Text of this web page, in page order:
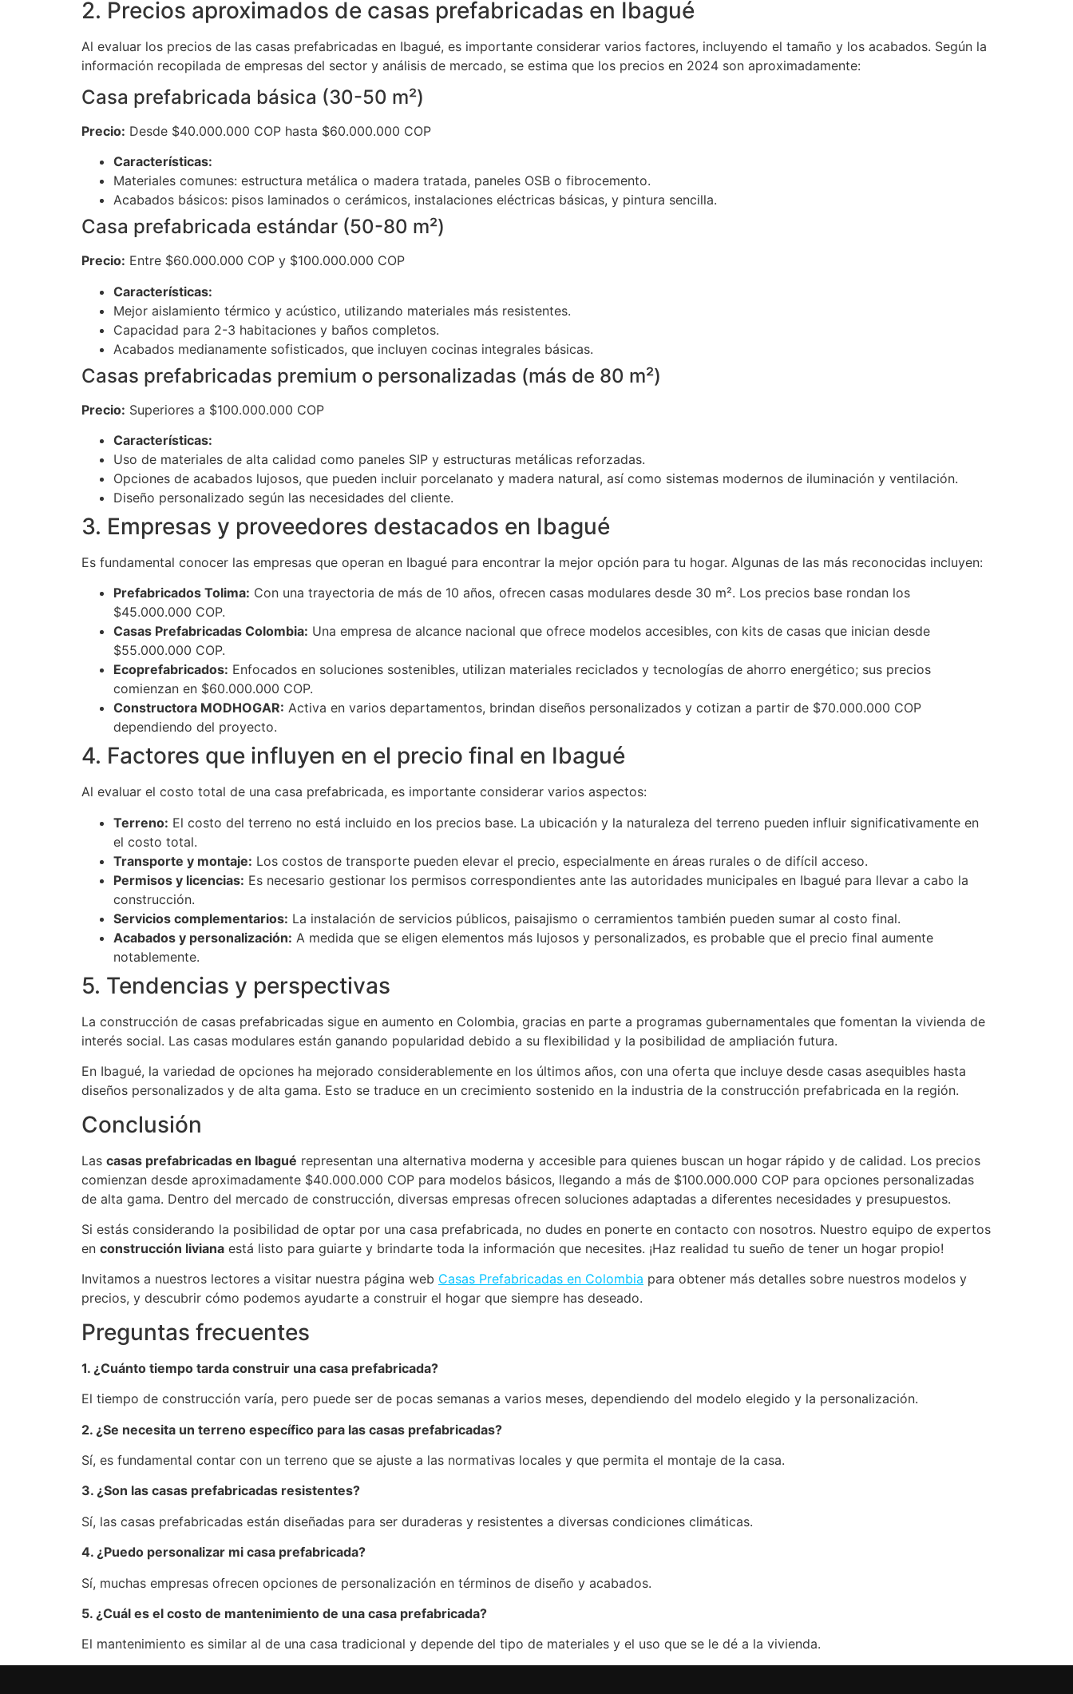
2. Precios aproximados de casas prefabricadas en Ibagué
Al evaluar los precios de las casas prefabricadas en Ibagué, es importante considerar varios factores, incluyendo el tamaño y los acabados. Según la
información recopilada de empresas del sector y análisis de mercado, se estima que los precios en 2024 son aproximadamente:
Casa prefabricada básica (30-50 m²)
Precio: Desde $40.000.000 COP hasta $60.000.000 COP
Características:
Materiales comunes: estructura metálica o madera tratada, paneles OSB o fibrocemento.
Acabados básicos: pisos laminados o cerámicos, instalaciones eléctricas básicas, y pintura sencilla.
Casa prefabricada estándar (50-80 m²)
Precio: Entre $60.000.000 COP y $100.000.000 COP
Características:
Mejor aislamiento térmico y acústico, utilizando materiales más resistentes.
Capacidad para 2-3 habitaciones y baños completos.
Acabados medianamente sofisticados, que incluyen cocinas integrales básicas.
Casas prefabricadas premium o personalizadas (más de 80 m²)
Precio: Superiores a $100.000.000 COP
Características:
Uso de materiales de alta calidad como paneles SIP y estructuras metálicas reforzadas.
Opciones de acabados lujosos, que pueden incluir porcelanato y madera natural, así como sistemas modernos de iluminación y ventilación.
Diseño personalizado según las necesidades del cliente.
3. Empresas y proveedores destacados en Ibagué
Es fundamental conocer las empresas que operan en Ibagué para encontrar la mejor opción para tu hogar. Algunas de las más reconocidas incluyen:
Prefabricados Tolima: Con una trayectoria de más de 10 años, ofrecen casas modulares desde 30 m². Los precios base rondan los
$45.000.000 COP.
Casas Prefabricadas Colombia: Una empresa de alcance nacional que ofrece modelos accesibles, con kits de casas que inician desde
$55.000.000 COP.
Ecoprefabricados: Enfocados en soluciones sostenibles, utilizan materiales reciclados y tecnologías de ahorro energético; sus precios
comienzan en $60.000.000 COP.
Constructora MODHOGAR: Activa en varios departamentos, brindan diseños personalizados y cotizan a partir de $70.000.000 COP
dependiendo del proyecto.
4. Factores que influyen en el precio final en Ibagué
Al evaluar el costo total de una casa prefabricada, es importante considerar varios aspectos:
Terreno: El costo del terreno no está incluido en los precios base. La ubicación y la naturaleza del terreno pueden influir significativamente en
el costo total.
Transporte y montaje: Los costos de transporte pueden elevar el precio, especialmente en áreas rurales o de difícil acceso.
Permisos y licencias: Es necesario gestionar los permisos correspondientes ante las autoridades municipales en Ibagué para llevar a cabo la
construcción.
Servicios complementarios: La instalación de servicios públicos, paisajismo o cerramientos también pueden sumar al costo final.
Acabados y personalización: A medida que se eligen elementos más lujosos y personalizados, es probable que el precio final aumente
notablemente.
5. Tendencias y perspectivas
La construcción de casas prefabricadas sigue en aumento en Colombia, gracias en parte a programas gubernamentales que fomentan la vivienda de
interés social. Las casas modulares están ganando popularidad debido a su flexibilidad y la posibilidad de ampliación futura.
En Ibagué, la variedad de opciones ha mejorado considerablemente en los últimos años, con una oferta que incluye desde casas asequibles hasta
diseños personalizados y de alta gama. Esto se traduce en un crecimiento sostenido en la industria de la construcción prefabricada en la región.
Conclusión
Las casas prefabricadas en Ibagué representan una alternativa moderna y accesible para quienes buscan un hogar rápido y de calidad. Los precios
comienzan desde aproximadamente $40.000.000 COP para modelos básicos, llegando a más de $100.000.000 COP para opciones personalizadas
de alta gama. Dentro del mercado de construcción, diversas empresas ofrecen soluciones adaptadas a diferentes necesidades y presupuestos.
Si estás considerando la posibilidad de optar por una casa prefabricada, no dudes en ponerte en contacto con nosotros. Nuestro equipo de expertos
en construcción liviana está listo para guiarte y brindarte toda la información que necesites. ¡Haz realidad tu sueño de tener un hogar propio!
Invitamos a nuestros lectores a visitar nuestra página web Casas Prefabricadas en Colombia para obtener más detalles sobre nuestros modelos y
precios, y descubrir cómo podemos ayudarte a construir el hogar que siempre has deseado.
Preguntas frecuentes
1. ¿Cuánto tiempo tarda construir una casa prefabricada?
El tiempo de construcción varía, pero puede ser de pocas semanas a varios meses, dependiendo del modelo elegido y la personalización.
2. ¿Se necesita un terreno específico para las casas prefabricadas?
Sí, es fundamental contar con un terreno que se ajuste a las normativas locales y que permita el montaje de la casa.
3. ¿Son las casas prefabricadas resistentes?
Sí, las casas prefabricadas están diseñadas para ser duraderas y resistentes a diversas condiciones climáticas.
4. ¿Puedo personalizar mi casa prefabricada?
Sí, muchas empresas ofrecen opciones de personalización en términos de diseño y acabados.
5. ¿Cuál es el costo de mantenimiento de una casa prefabricada?
El mantenimiento es similar al de una casa tradicional y depende del tipo de materiales y el uso que se le dé a la vivienda.